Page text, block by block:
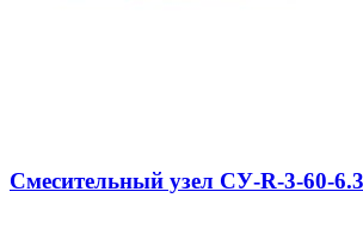
Смесительный узел СУ-R-3-60-